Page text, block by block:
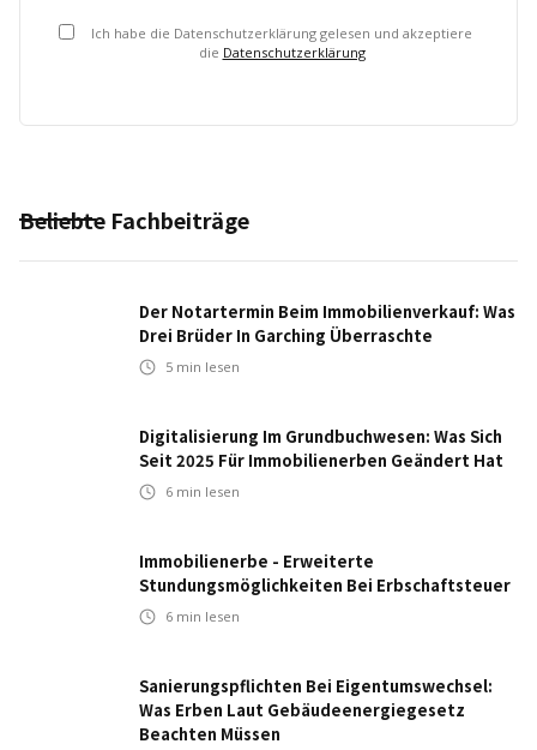
Ich habe die Datenschutzerklärung gelesen und akzeptiere
die Datenschutzerklärung
Beliebte Fachbeiträge
Der Notartermin Beim Immobilienverkauf: Was
Drei Brüder In Garching Überraschte
5 min lesen
Digitalisierung Im Grundbuchwesen: Was Sich
Seit 2025 Für Immobilienerben Geändert Hat
6 min lesen
Immobilienerbe - Erweiterte
Stundungsmöglichkeiten Bei Erbschaftsteuer
6 min lesen
Sanierungspflichten Bei Eigentumswechsel:
Was Erben Laut Gebäudeenergiegesetz
Beachten Müssen